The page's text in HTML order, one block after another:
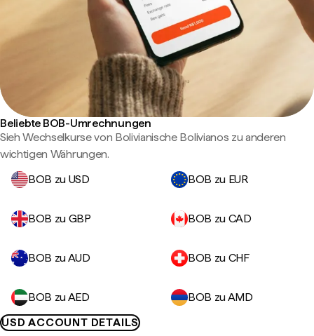
Beliebte BOB-Umrechnungen
Sieh Wechselkurse von Bolivianische Bolivianos zu anderen
wichtigen Währungen.
BOB zu USD
BOB zu EUR
BOB zu GBP BOB zu CAD
BOB zu AUD BOB zu CHF
BOB zu AED
BOB zu AMD
USD ACCOUNT DETAILS